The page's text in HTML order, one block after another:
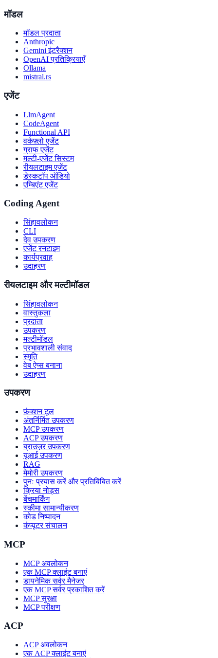
मॉडल
मॉडल प्रदाता
Anthropic
Gemini इंटरैक्शन
OpenAI प्रतिक्रियाएँ
Ollama
mistral.rs
एजेंट
LlmAgent
CodeAgent
Functional API
वर्कफ़्लो एजेंट
ग्राफ एजेंट
मल्टी-एजेंट सिस्टम
रीयलटाइम एजेंट
डेस्कटॉप ऑडियो
एम्बिएंट एजेंट
Coding Agent
सिंहावलोकन
CLI
देव उपकरण
एजेंट रनटाइम
कार्यप्रवाह
उदाहरण
रीयलटाइम और मल्टीमॉडल
सिंहावलोकन
वास्तुकला
प्रदाता
उपकरण
मल्टीमॉडल
प्रभावशाली संवाद
स्मृति
वेब ऐप्स बनाना
उदाहरण
उपकरण
फ़ंक्शन टूल
अंतर्निर्मित उपकरण
MCP उपकरण
ACP उपकरण
ब्राउज़र उपकरण
यूआई उपकरण
RAG
मेमोरी उपकरण
पुनः प्रयास करें और प्रतिबिंबित करें
क्रिया नोड्स
बेंचमार्किंग
स्कीमा सामान्यीकरण
कोड निष्पादन
कंप्यूटर संचालन
MCP
MCP अवलोकन
एक MCP क्लाइंट बनाएं
डायनेमिक सर्वर मैनेजर
एक MCP सर्वर प्रकाशित करें
MCP सुरक्षा
MCP परीक्षण
ACP
ACP अवलोकन
एक ACP क्लाइंट बनाएं